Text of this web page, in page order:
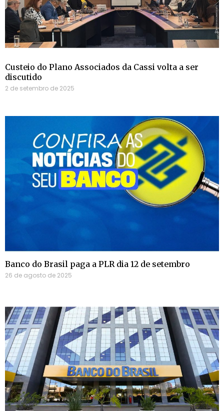
Custeio do Plano Associados da Cassi volta a ser
discutido
2 de setembro de 2025
Banco do Brasil paga a PLR dia 12 de setembro
26 de agosto de 2025